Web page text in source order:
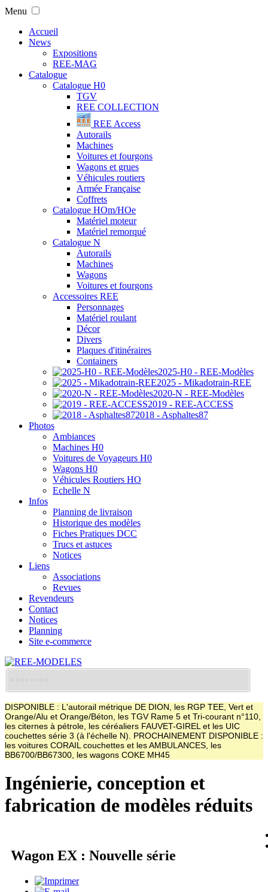
Menu
Accueil
News
Expositions
REE-MAG
Catalogue
Catalogue H0
TGV
REE COLLECTION
REE Access
Autorails
Machines
Voitures et fourgons
Wagons et grues
Véhicules routiers
Armée Française
Coffrets
Catalogue HOm/HOe
Matériel moteur
Matériel remorqué
Catalogue N
Autorails
Machines
Wagons
Voitures et fourgons
Accessoires REE
Personnages
Matériel roulant
Décor
Divers
Plaques d'itinéraires
Containers
2025-H0 - REE-Modèles
2025 - Mikadotrain-REE
2020-N - REE-Modèles
2019 - REE-ACCESS
2018 - Asphaltes87
Photos
Ambiances
Machines H0
Voitures de Voyageurs H0
Wagons H0
Véhicules Routiers HO
Echelle N
Infos
Planning de livraison
Historique des modèles
Fiches Pratiques DCC
Trucs et astuces
Notices
Liens
Associations
Revues
Revendeurs
Contact
Notices
Planning
Site e-commerce
DISPONIBLE : L'autorail métrique DE DION, les RGP TEE, Vert et
Orange/Alu et Orange/Béton, les TGV Rame 5 et Tri-courant n°110,
les citernes à pétrole, les céréaliers FAUVET-GIREL et les UIC
couchettes série 3 (à l'échelle N). PROCHAINEMENT DISPONIBLE :
les voitures CORAIL couchettes et les AMBULANCES, les
BB6700/BB67300, les wagons COKE MH45
Ingénierie, conception et
fabrication de modèles réduits
Wagon EX : Nouvelle série